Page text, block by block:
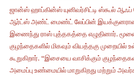
ஜான்ஸ் ஹாப்கின்ஸ் யுனிவர்சிட்டி ஸ்கூல்
ஆர்ட்ஸ் அண்ட் மைண்ட் லேப்பின்
இணைந்து ராஸ் புத்தகத்தை எழுதினார்.
குழந்தைகளில் மிகவும் வியத்தகு முறையில்
கூறுகிறார். “இசையை வாசிக்கும்
அமைப்பு உண்மையில் மாறுகிறது மற்றும்